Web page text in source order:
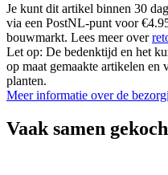
Je kunt dit artikel binnen 30
via een PostNL-punt voor
bouwmarkt. Lees meer over
Let op: De bedenktijd en het
op maat gemaakte artikelen en
planten.
Meer informatie over de
Vaak samen